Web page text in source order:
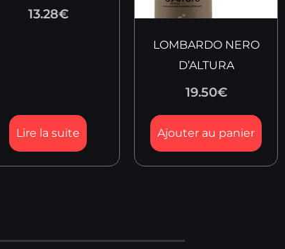
13.28€
Lire la suite
LOMBARDO NERO
D’ALTURA
19.50€
Ajouter au panier